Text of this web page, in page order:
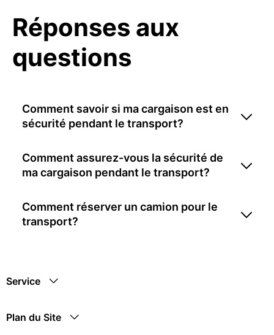
Réponses aux
questions
Comment savoir si ma cargaison est en
sécurité pendant le transport?
Comment assurez-vous la sécurité de
ma cargaison pendant le transport?
Comment réserver un camion pour le
transport?
Service
Plan du Site